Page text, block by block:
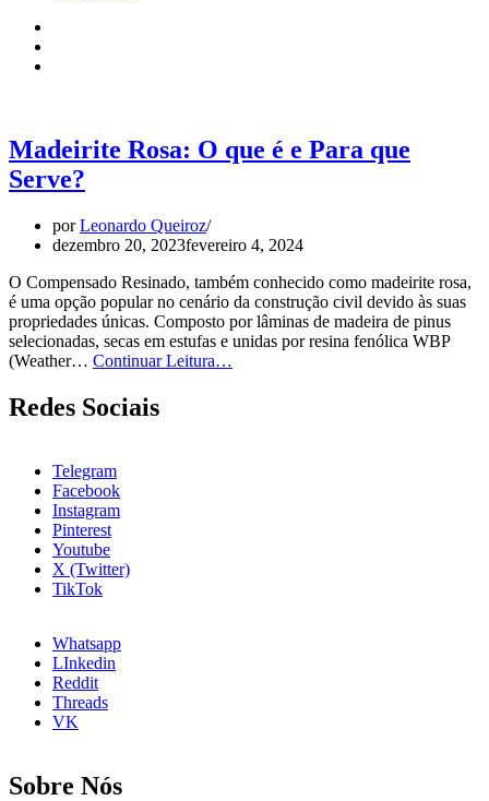
Madeirite Rosa: O que é e Para que
Serve?
porLeonardo Queiroz
dezembro 20, 2023fevereiro 4, 2024
O Compensado Resinado, também conhecido como madeirite rosa,
é uma opção popular no cenário da construção civil devido às suas
propriedades únicas. Composto por lâminas de madeira de pinus
selecionadas, secas em estufas e unidas por resina fenólica WBP
(Weather… Continuar Leitura…
Redes Sociais
Telegram
Facebook
Instagram
Pinterest
Youtube
X (Twitter)
TikTok
Whatsapp
LInkedin
Reddit
Threads
VK
Sobre Nós